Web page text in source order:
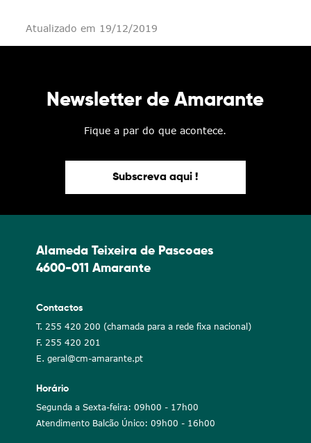
Atualizado em 19/12/2019
Newsletter de Amarante
Fique a par do que acontece.
Subscreva aqui !
Alameda Teixeira de Pascoaes
4600-011 Amarante
Contactos
T. 255 420 200 (chamada para a rede fixa nacional)
F. 255 420 201
E. geral@cm-amarante.pt
Horário
Segunda a Sexta-feira: 09h00 - 17h00
Atendimento Balcão Único: 09h00 - 16h00